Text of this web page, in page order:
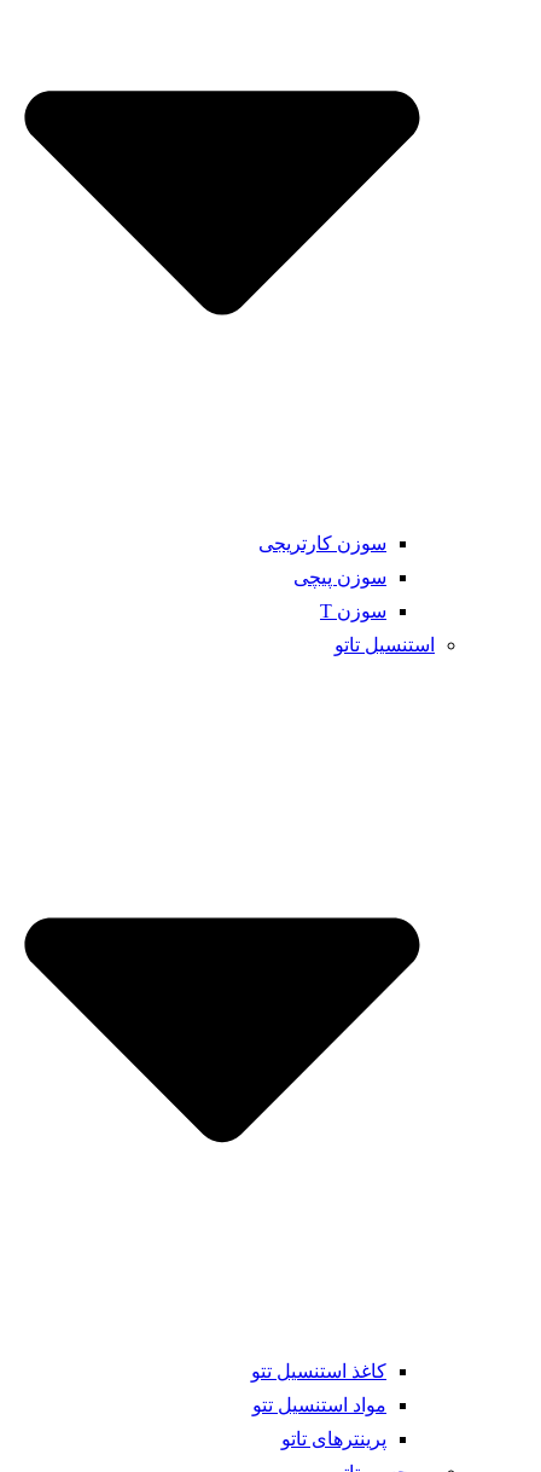
سوزن کارتریجی
سوزن پیچی
سوزن T
استنسیل تاتو
کاغذ استنسیل تتو
مواد استنسیل تتو
پرینترهای تاتو